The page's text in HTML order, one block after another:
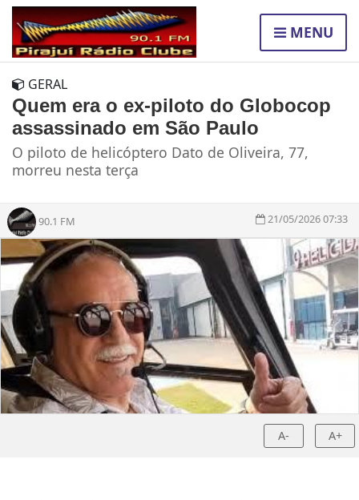
MENU
GERAL
Quem era o ex-piloto do Globocop
assassinado em São Paulo
O piloto de helicóptero Dato de Oliveira, 77,
morreu nesta terça
90.1 FM 21/05/2026 07:33
A- A+